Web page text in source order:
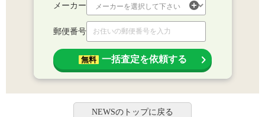
メーカー
郵便番号
無料 一括査定を依頼する
NEWSのトップに戻る